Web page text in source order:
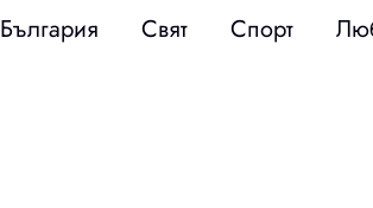
България Свят Спорт